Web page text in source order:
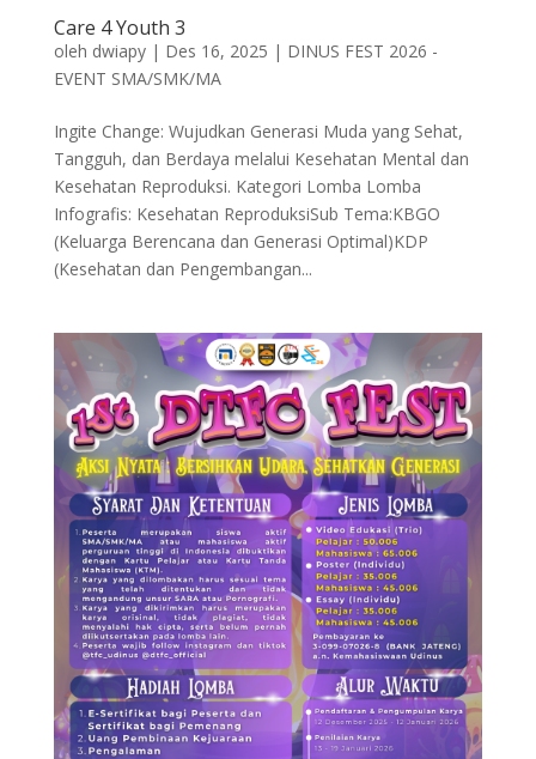
Care 4 Youth 3
oleh dwiapy| Des 16, 2025 | DINUS FEST 2026 -
EVENT SMA/SMK/MA
Ingite Change: Wujudkan Generasi Muda yang Sehat,
Tangguh, dan Berdaya melalui Kesehatan Mental dan
Kesehatan Reproduksi. Kategori Lomba Lomba
Infografis: Kesehatan ReproduksiSub Tema:KBGO
(Keluarga Berencana dan Generasi Optimal)KDP
(Kesehatan dan Pengembangan...